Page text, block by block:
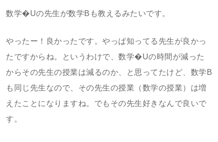
数学�Uの先生が数学Bも教えるみたいです。
やったー！良かったです。やっぱ知ってる先生が良かっ
たですからね。というわけで、数学�Uの時間が減った
からその先生の授業は減るのか、と思ってたけど、数学B
も同じ先生なので、その先生の授業（数学の授業）は増
えたことになりますね。でもその先生好きなんで良いで
す。